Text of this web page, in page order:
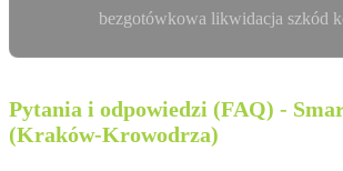
bezgotówkowa likwidacja szkód
Pytania i odpowiedzi (FAQ) -
(Kraków-Krowodrza)